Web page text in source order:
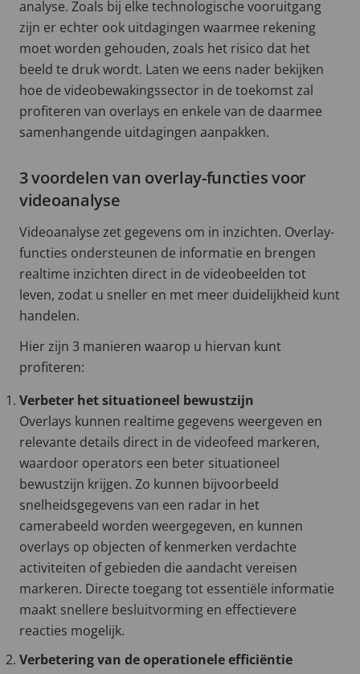
analyse. Zoals bij elke technologische vooruitgang
zijn er echter ook uitdagingen waarmee rekening
moet worden gehouden, zoals het risico dat het
beeld te druk wordt. Laten we eens nader bekijken
hoe de videobewakingssector in de toekomst zal
profiteren van overlays en enkele van de daarmee
samenhangende uitdagingen aanpakken.
3 voordelen van overlay-functies voor
videoanalyse
Videoanalyse zet gegevens om in inzichten. Overlay-
functies ondersteunen de informatie en brengen
realtime inzichten direct in de videobeelden tot
leven, zodat u sneller en met meer duidelijkheid kunt
handelen.
Hier zijn 3 manieren waarop u hiervan kunt
profiteren:
Verbeter het situationeel bewustzijn
Overlays kunnen realtime gegevens weergeven en
relevante details direct in de videofeed markeren,
waardoor operators een beter situationeel
bewustzijn krijgen. Zo kunnen bijvoorbeeld
snelheidsgegevens van een radar in het
camerabeeld worden weergegeven, en kunnen
overlays op objecten of kenmerken verdachte
activiteiten of gebieden die aandacht vereisen
markeren. Directe toegang tot essentiële informatie
maakt snellere besluitvorming en effectievere
reacties mogelijk.
Verbetering van de operationele efficiëntie